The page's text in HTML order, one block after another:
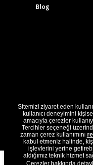
Blog
Sitemizi ziyaret eden
kullanıcı deneyimini
amacıyla çerezler
Tercihler seçeneği
zaman çerez kullanımını
kabul etmeniz halinde,
işlevlerini yerine
aldığımız teknik hizmet
Çerezler hakkında